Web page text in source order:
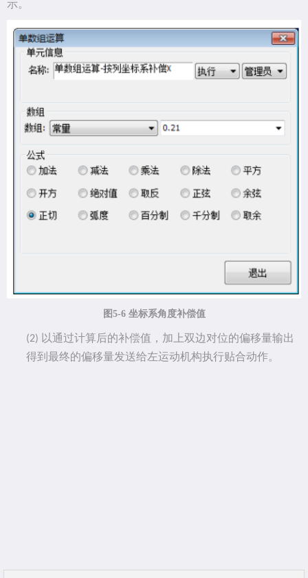
示。
图5-6 坐标系角度补偿值
(2) 以通过计算后的补偿值，加上双边对位的偏移量输出
得到最终的偏移量发送给左运动机构执行贴合动作。